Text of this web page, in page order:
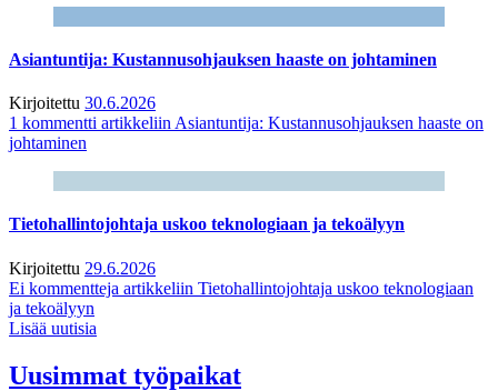
Asiantuntija: Kustannusohjauksen haaste on johtaminen
Kirjoitettu 30.6.2026
1 kommentti artikkeliin Asiantuntija: Kustannusohjauksen haaste on
johtaminen
Tietohallintojohtaja uskoo teknologiaan ja tekoälyyn
Kirjoitettu 29.6.2026
Ei kommentteja artikkeliin Tietohallintojohtaja uskoo teknologiaan
ja tekoälyyn
Lisää uutisia
Uusimmat työpaikat